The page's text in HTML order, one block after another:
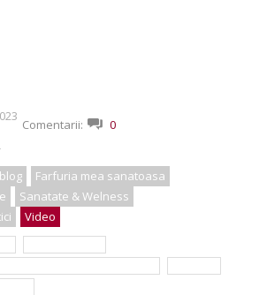
Comentarii:
0
Farfuria mea sanatoasa
Sanatate & Welness
Video